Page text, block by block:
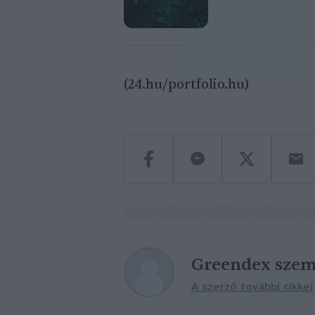
(24.hu/portfolio.hu)
Greendex
A szerző további cikkei